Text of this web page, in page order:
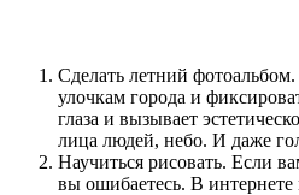
Сделать летний
улочкам города и
глаза и вызывает
лица людей, небо. И даже
Научиться рисовать. Если
вы ошибаетесь. В